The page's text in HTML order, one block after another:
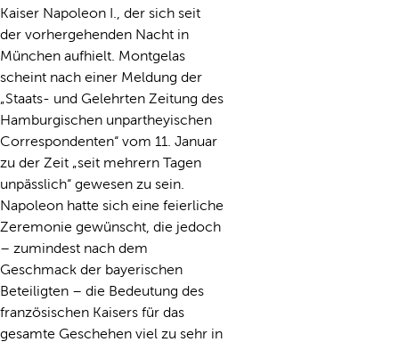
Kaiser Napoleon I., der sich seit
der vorhergehenden Nacht in
München aufhielt. Montgelas
scheint nach einer Meldung der
„Staats- und Gelehrten Zeitung des
Hamburgischen unpartheyischen
Correspondenten“ vom 11. Januar
zu der Zeit „seit mehrern Tagen
unpässlich“ gewesen zu sein.
Napoleon hatte sich eine feierliche
Zeremonie gewünscht, die jedoch
– zumindest nach dem
Geschmack der bayerischen
Beteiligten – die Bedeutung des
französischen Kaisers für das
gesamte Geschehen viel zu sehr in